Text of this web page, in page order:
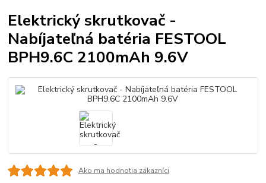
Elektrický skrutkovač -
Nabíjateľná batéria FESTOOL
BPH9.6C 2100mAh 9.6V
Ako ma hodnotia zákazníci